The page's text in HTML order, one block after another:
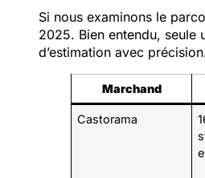
Si nous examinons le
2025. Bien entendu, seule
d’estimation avec
Marchand
Castorama